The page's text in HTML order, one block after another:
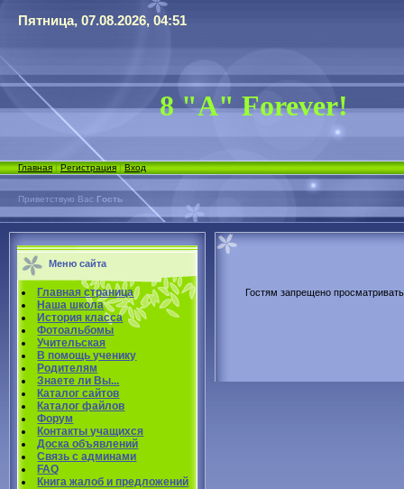
Пятница, 07.08.2026, 04:51
8 "А" Forever!
Главная|Регистрация|Вход
Приветствую Вас Гость
Меню сайта
Главная страница
Наша школа
История класса
Фотоальбомы
Учительская
В помощь ученику
Родителям
Знаете ли Вы...
Каталог сайтов
Каталог файлов
Форум
Контакты учащихся
Доска объявлений
Связь с админами
FAQ
Книга жалоб и предложений
Гостям запрещено